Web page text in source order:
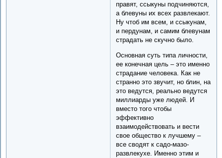
правят, ссыкуны подчиняются,
а блевуны их всех развлекают.
Ну чтоб им всем, и ссыкунам,
и пердунам, и самим блевунам
страдать не скучно было.
Основная суть типа личности,
ее конечная цель – это именно
страдание человека. Как не
странно это звучит, но блин, на
это ведутся, реально ведутся
миллиарды уже людей. И
вместо того чтобы
эффективно
взаимодействовать и вести
свое общество к лучшему –
все сводят к садо-мазо-
развлекухе. Именно этим и